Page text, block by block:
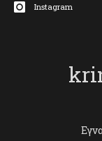
Instagram